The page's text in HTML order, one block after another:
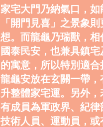
家宅大門乃納氣口，如
「開門見喜」之景象則
想。而龍龜乃瑞獸，相
國泰民安，也兼具鎮宅
的寓意，所以特別適合
龍龜安放在玄關一帶，
升整體家宅運。另外，
有成員為軍政界、紀律
技術人員、運動員，或